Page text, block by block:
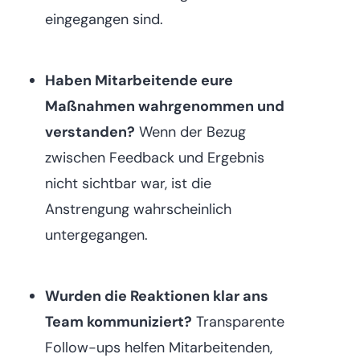
eingegangen sind.
Haben Mitarbeitende eure
Maßnahmen wahrgenommen und
verstanden? Wenn der Bezug
zwischen Feedback und Ergebnis
nicht sichtbar war, ist die
Anstrengung wahrscheinlich
untergegangen.
Wurden die Reaktionen klar ans
Team kommuniziert? Transparente
Follow-ups helfen Mitarbeitenden,